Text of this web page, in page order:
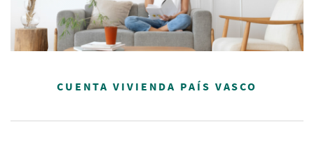
espere...
CUENTA VIVIENDA PAÍS VASCO